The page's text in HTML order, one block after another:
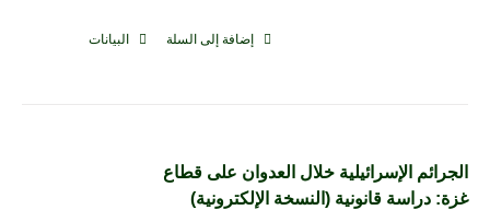
إضافة إلى السلة البيانات
الجرائم الإسرائيلية خلال العدوان على قطاع
غزة: دراسة قانونية (النسخة الإلكترونية)